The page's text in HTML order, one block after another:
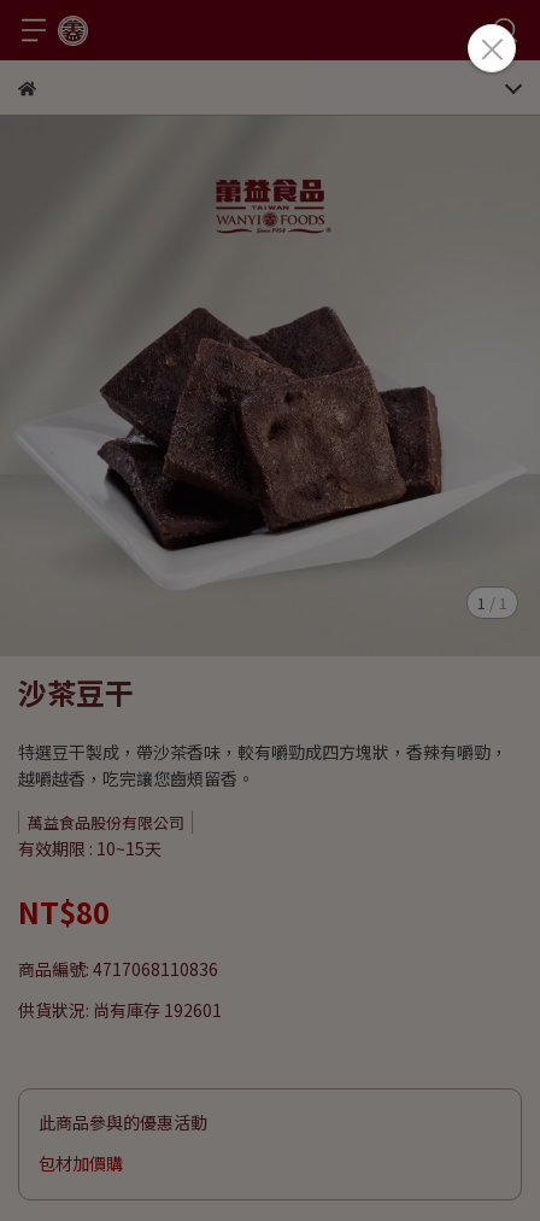
1 / 1
沙茶豆干
特選豆干製成，帶沙茶香味，較有嚼勁成四方塊狀，香辣有嚼勁，
越嚼越香，吃完讓您齒頰留香。
萬益食品股份有限公司
有效期限 : 10~15天
NT$80
商品編號: 4717068110836
供貨狀況: 尚有庫存 192601
此商品參與的優惠活動
包材加價購